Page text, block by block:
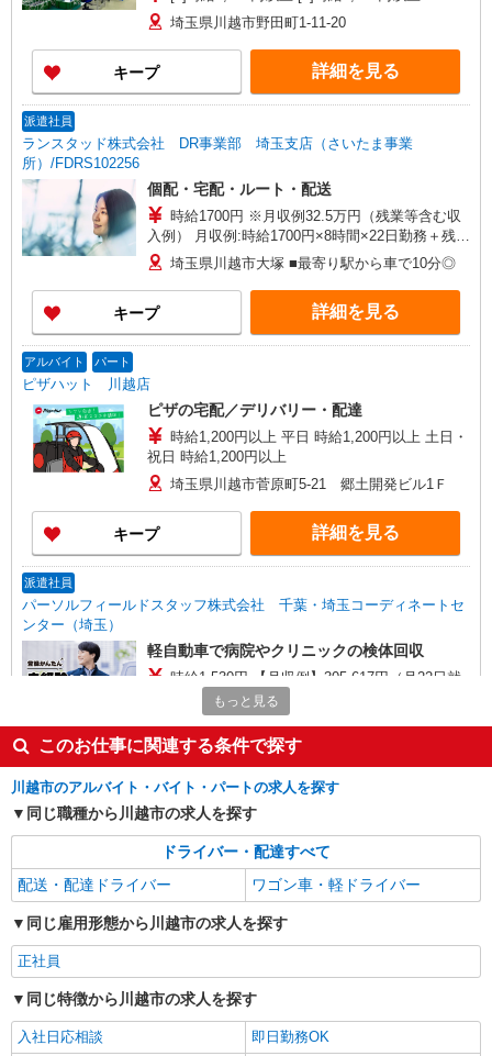
埼玉県川越市野田町1-11-20
キープ 詳細を見る
派遣社員
ランスタッド株式会社 DR事業部 埼玉支店（さいたま事業
所）/FDRS102256
個配・宅配・ルート・配送
時給1700円 ※月収例32.5万円（残業等含む収
入例） 月収例:時給1700円×8時間×22日勤務＋残業
月12時間30分の場合 ※交通費実費支給／当社規定
あり。
埼玉県川越市大塚 ■最寄り駅から車で10分◎
キープ 詳細を見る
アルバイト パート
ピザハット 川越店
ピザの宅配／デリバリー・配達
時給1,200円以上 平日 時給1,200円以上 土日・
祝日 時給1,200円以上
埼玉県川越市菅原町5-21 郷土開発ビル1Ｆ
キープ 詳細を見る
派遣社員
パーソルフィールドスタッフ株式会社 千葉・埼玉コーディネートセ
ンター（埼玉）
軽自動車で病院やクリニックの検体回収
時給1,530円 【月収例】305,617円（月22日就
業・残業30時間の場合） ★交通費規定支給
埼玉県川越市
詳細を見る
派遣社員
株式会社エクスプレス・エージェント/17028
1.5ｔ車での営業所からの検体の集配ドライバ
ー
時給1,650円 ※交通費は別途実費分支給！（条
線「的場駅」徒歩7分 東武東上線「霞ヶ関駅」徒
歩17分
詳細を見る
もっと見る
このお仕事に関連する条件で探す
川越市のアルバイト・バイト・パートの求人を探す
同じ職種から川越市の求人を探す
ドライバー・配達すべて
配送・配達ドライバー
ワゴン車・軽ドライバー
同じ雇用形態から川越市の求人を探す
正社員
同じ特徴から川越市の求人を探す
入社日応相談
即日勤務OK